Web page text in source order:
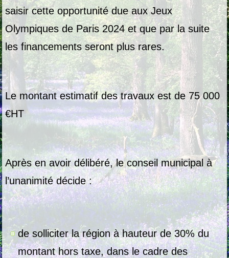
saisir cette opportunité due aux Jeux
Olympiques de Paris 2024 et que par la suite
les financements seront plus rares.
Le montant estimatif des travaux est de 75 000
€HT
Après en avoir délibéré, le conseil municipal à
l’unanimité décide :
de solliciter la région à hauteur de 30% du
montant hors taxe, dans le cadre des